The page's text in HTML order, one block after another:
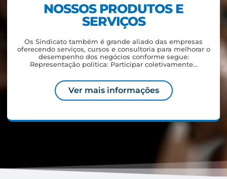
NOSSOS PRODUTOS E
SERVIÇOS
Os Sindicato também é grande aliado das empresas
oferecendo serviços, cursos e consultoria para melhorar o
desempenho dos negócios conforme segue:
Representação política: Participar coletivamente…
Ver mais informações